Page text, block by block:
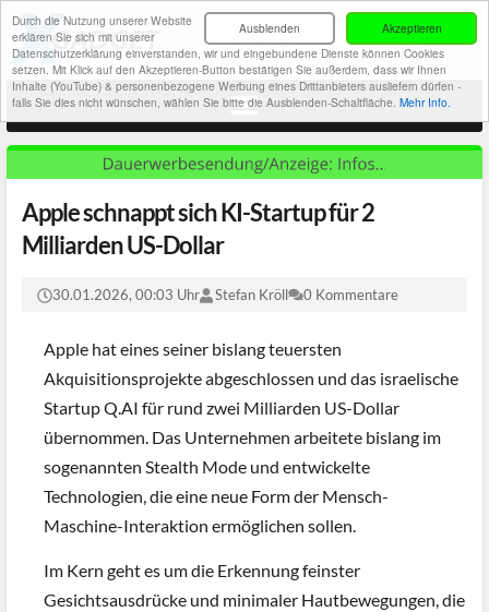
Akzeptieren
Ausblenden
Durch die Nutzung unserer Website
erklären Sie sich mit unserer
Datenschutzerklärung einverstanden, wir und eingebundene Dienste können Cookies
setzen. Mit Klick auf den Akzeptieren-Button bestätigen Sie außerdem, dass wir Ihnen
Inhalte (YouTube) & personenbezogene Werbung eines Drittanbieters ausliefern dürfen -
falls Sie dies nicht wünschen, wählen Sie bitte die Ausblenden-Schaltfläche. Mehr Info.
Apple schnappt sich KI-Startup für 2
Milliarden US-Dollar
30.01.2026, 00:03 Uhr Stefan Kröll 0 Kommentare
Apple hat eines seiner bislang teuersten
Akquisitionsprojekte abgeschlossen und das israelische
Startup Q.AI für rund zwei Milliarden US-Dollar
übernommen. Das Unternehmen arbeitete bislang im
sogenannten Stealth Mode und entwickelte
Technologien, die eine neue Form der Mensch-
Maschine-Interaktion ermöglichen sollen.
Im Kern geht es um die Erkennung feinster
Gesichtsausdrücke und minimaler Hautbewegungen, die